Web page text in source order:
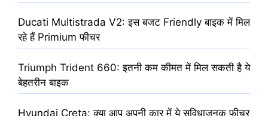
Ducati Multistrada V2: इस बजट Friendly बाइक में मिल
रहे हैं Primium फीचर
Triumph Trident 660: इतनी कम कीमत में मिल सकती है ये
बेहतरीन बाइक
Hyundai Creta: क्या आप अपनी कार में ये सुविधाजनक फीचर